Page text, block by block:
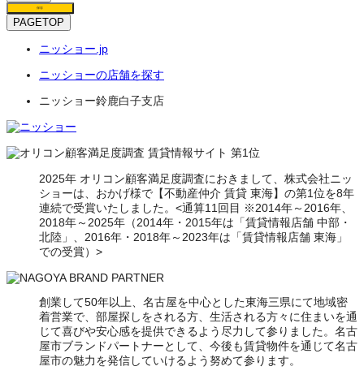
保存
PAGETOP
ニッショー.jp
ニッショーの店舗を探す
ニッショー鈴鹿白子支店
2025年 オリコン顧客満足度調査におきまして、株式会社ニッ
ショーは、おかげ様で【不動産仲介 賃貸 東海】の第1位を8年
連続で受賞いたしました。<通算11回目 ※2014年～2016年、
2018年～2025年（2014年・2015年は「賃貸情報店舗 中部・
北陸」、2016年・2018年～2023年は「賃貸情報店舗 東海」
での受賞）>
創業して50年以上、名古屋を中心とした東海三県にて地域密
着営業で、部屋探しをされる方、生活される方々に住まいを通
じて喜びや安心感を提供できるよう尽力して参りました。名古
屋市ブランドパートナーとして、今後も賃貸物件を通じて名古
屋市の魅力を発信していけるよう努めて参ります。